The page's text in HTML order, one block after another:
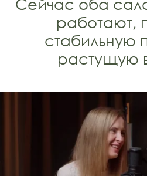
Сейчас оба
работают,
стабильную
растущую